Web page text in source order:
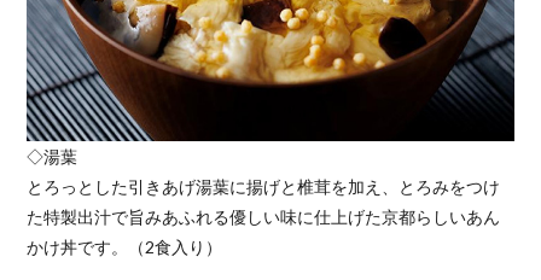
◇湯葉
とろっとした引きあげ湯葉に揚げと椎茸を加え、とろみをつけ
た特製出汁で旨みあふれる優しい味に仕上げた京都らしいあん
かけ丼です。（2食入り）